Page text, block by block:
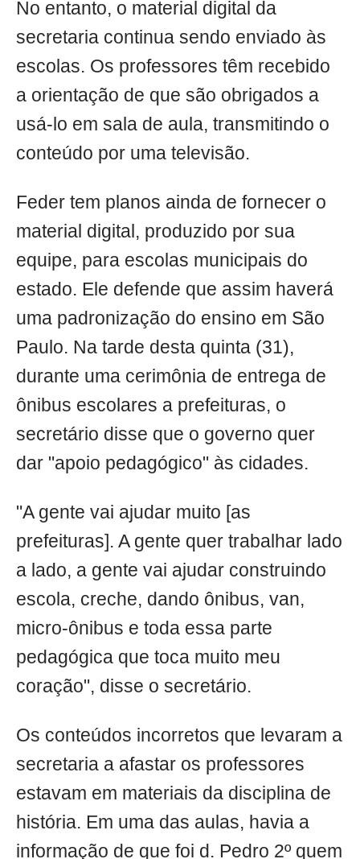
No entanto, o material digital da
secretaria continua sendo enviado às
escolas. Os professores têm recebido
a orientação de que são obrigados a
usá-lo em sala de aula, transmitindo o
conteúdo por uma televisão.
Feder tem planos ainda de fornecer o
material digital, produzido por sua
equipe, para escolas municipais do
estado. Ele defende que assim haverá
uma padronização do ensino em São
Paulo. Na tarde desta quinta (31),
durante uma cerimônia de entrega de
ônibus escolares a prefeituras, o
secretário disse que o governo quer
dar "apoio pedagógico" às cidades.
"A gente vai ajudar muito [as
prefeituras]. A gente quer trabalhar lado
a lado, a gente vai ajudar construindo
escola, creche, dando ônibus, van,
micro-ônibus e toda essa parte
pedagógica que toca muito meu
coração", disse o secretário.
Os conteúdos incorretos que levaram a
secretaria a afastar os professores
estavam em materiais da disciplina de
história. Em uma das aulas, havia a
informação de que foi d. Pedro 2º quem